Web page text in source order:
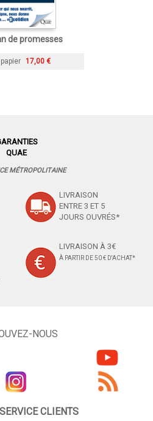
de promesses
17,00 €
QUAE
MÉTROPOLITAINE
LIVRAISON
ENTRE 3 ET 5
JOURS OUVRÉS*
LIVRAISON À 3€
À PARTIR DE 50 € D'ACHAT*
NOUS
CLIENTS